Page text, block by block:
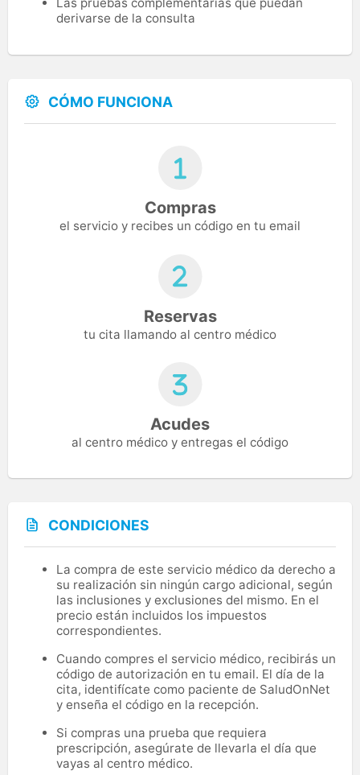
derivarse de la consulta
CÓMO FUNCIONA
Compras
el servicio y recibes un código en tu email
Reservas
tu cita llamando al centro médico
Acudes
al centro médico y entregas el código
CONDICIONES
La compra de este servicio médico da derecho a
su realización sin ningún cargo adicional, según
las inclusiones y exclusiones del mismo. En el
precio están incluidos los impuestos
correspondientes.
Cuando compres el servicio médico, recibirás un
código de autorización en tu email. El día de la
cita, identifícate como paciente de SaludOnNet
y enseña el código en la recepción.
Si compras una prueba que requiera
prescripción, asegúrate de llevarla el día que
vayas al centro médico.